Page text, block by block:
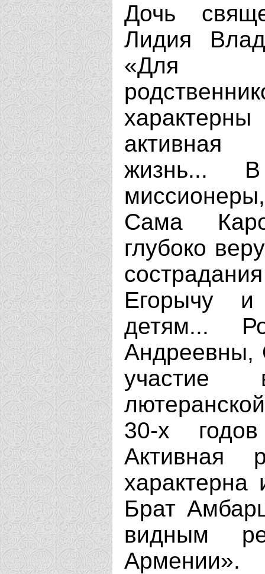
Дочь
Лидия
«Для
активная
жизнь...
Сама
глубоко
Егорычу
детям...
Андреевны,
участие
30-х
Активная
Брат
видным
Армении».